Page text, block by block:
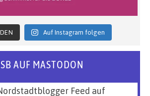
Auf Instagram folgen
AUF MASTODON
Feed auf